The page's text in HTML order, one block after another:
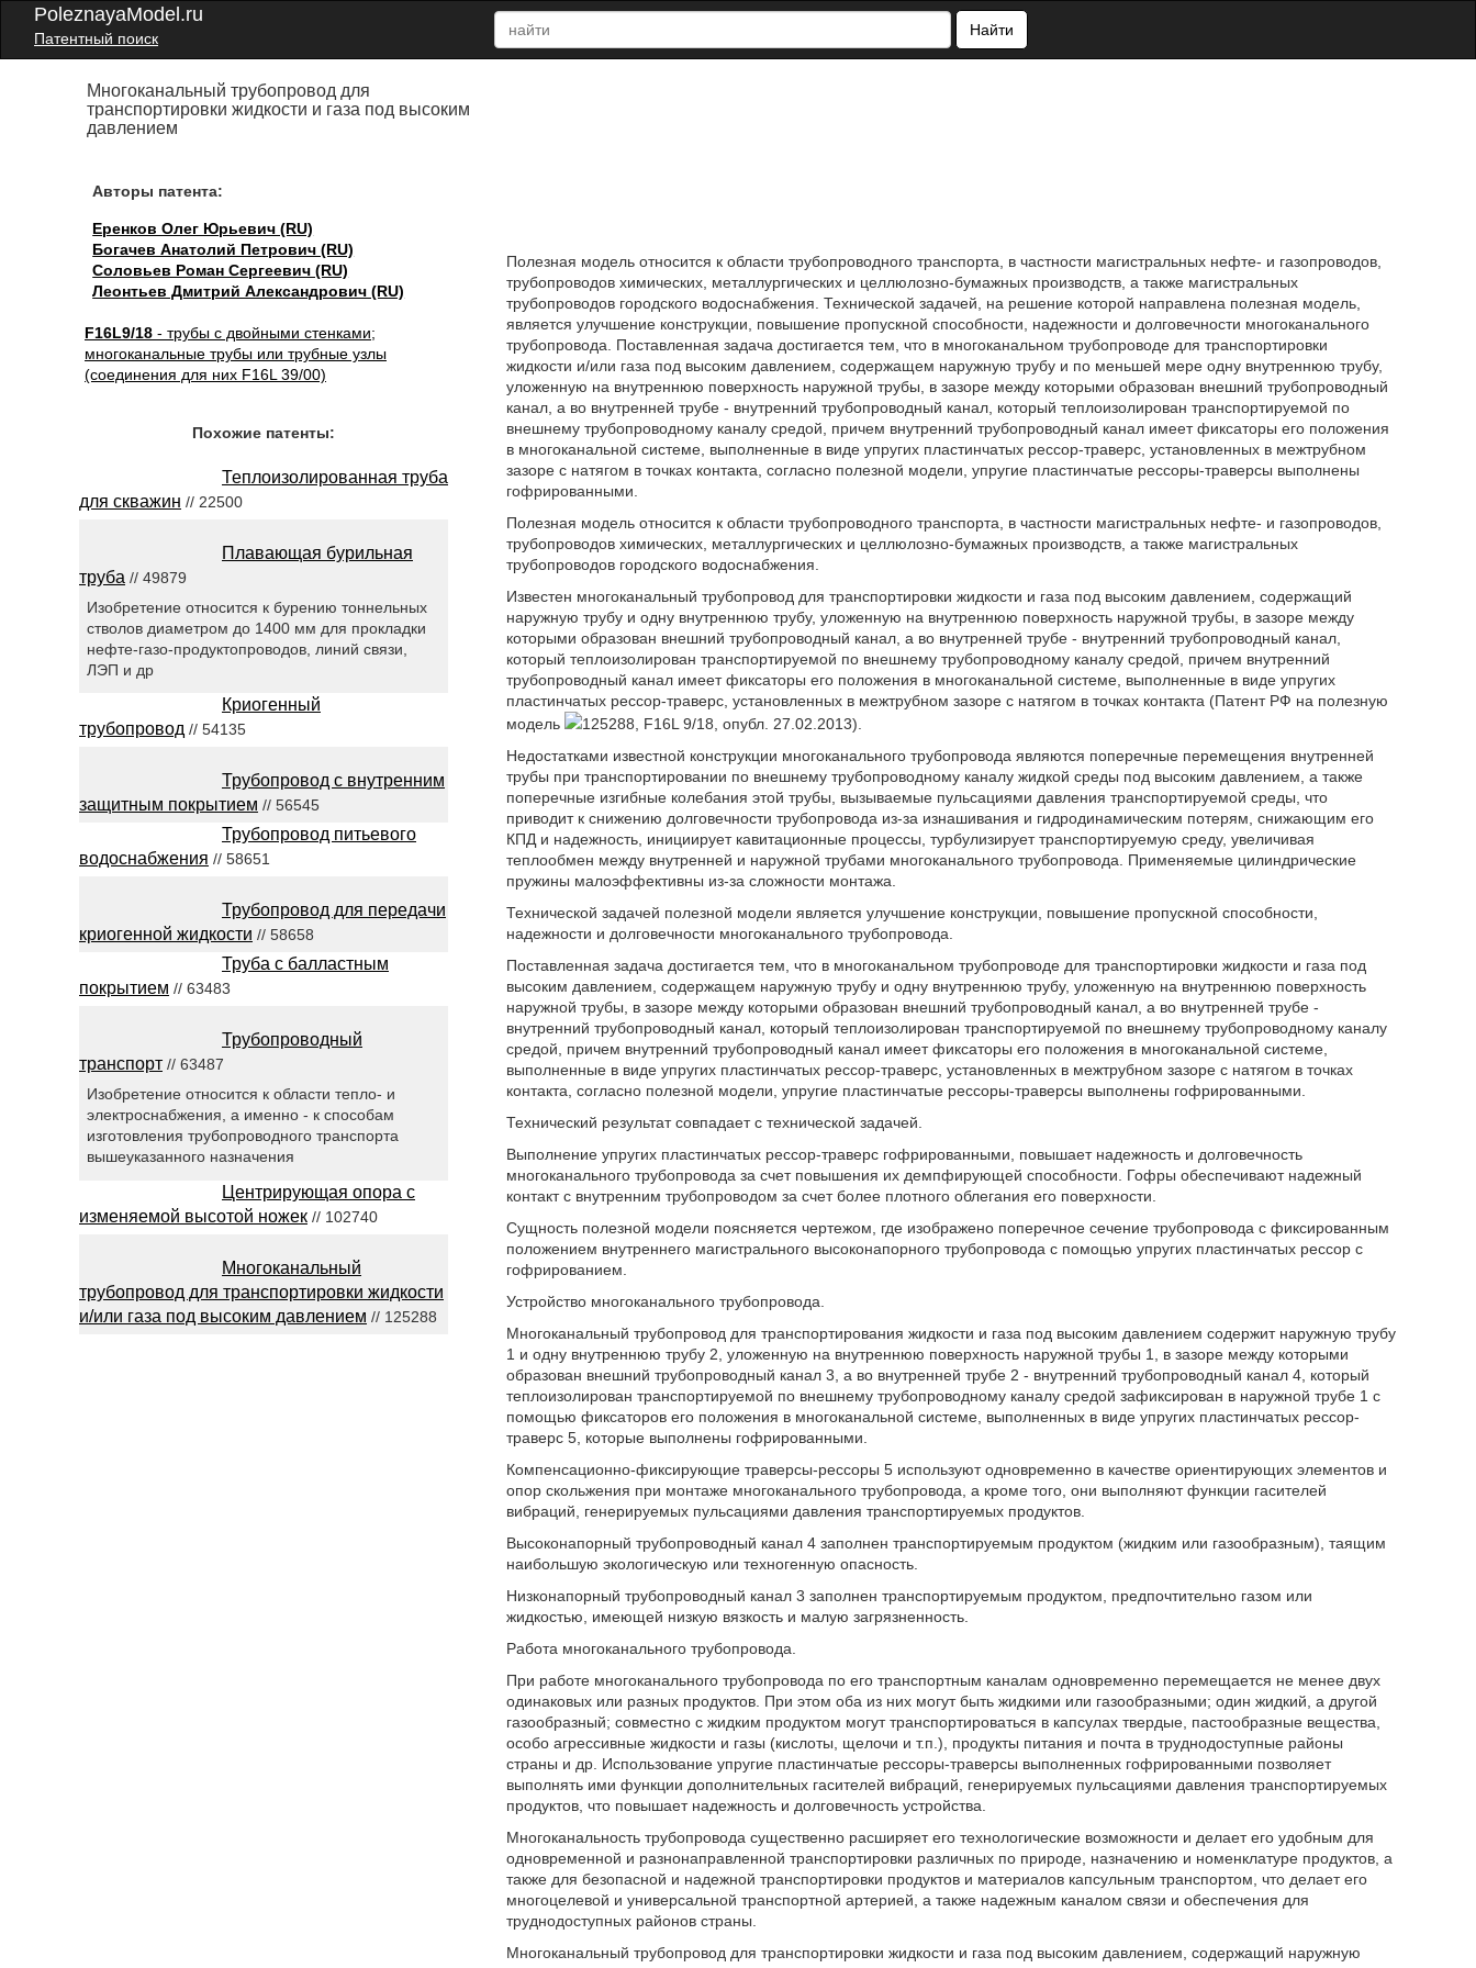
PoleznayaModel.ru
Патентный поиск
Найти
Многоканальный трубопровод для
транспортировки жидкости и газа под высоким
давлением
Авторы патента:
Еренков Олег Юрьевич (RU)
Богачев Анатолий Петрович (RU)
Соловьев Роман Сергеевич (RU)
Леонтьев Дмитрий Александрович (RU)
F16L9/18 - трубы с двойными стенками;
многоканальные трубы или трубные узлы
(соединения для них F16L 39/00)
Полезная модель относится к области трубопроводного транспорта, в частности магистральных нефте- и газопроводов,
трубопроводов химических, металлургических и целлюлозно-бумажных производств, а также магистральных
трубопроводов городского водоснабжения. Технической задачей, на решение которой направлена полезная модель,
является улучшение конструкции, повышение пропускной способности, надежности и долговечности многоканального
трубопровода. Поставленная задача достигается тем, что в многоканальном трубопроводе для транспортировки
жидкости и/или газа под высоким давлением, содержащем наружную трубу и по меньшей мере одну внутреннюю трубу,
уложенную на внутреннюю поверхность наружной трубы, в зазоре между которыми образован внешний трубопроводный
канал, а во внутренней трубе - внутренний трубопроводный канал, который теплоизолирован транспортируемой по
внешнему трубопроводному каналу средой, причем внутренний трубопроводный канал имеет фиксаторы его положения
в многоканальной системе, выполненные в виде упругих пластинчатых рессор-траверс, установленных в межтрубном
зазоре с натягом в точках контакта, согласно полезной модели, упругие пластинчатые рессоры-траверсы выполнены
гофрированными.
Полезная модель относится к области трубопроводного транспорта, в частности магистральных нефте- и газопроводов,
трубопроводов химических, металлургических и целлюлозно-бумажных производств, а также магистральных
трубопроводов городского водоснабжения.
Известен многоканальный трубопровод для транспортировки жидкости и газа под высоким давлением, содержащий
наружную трубу и одну внутреннюю трубу, уложенную на внутреннюю поверхность наружной трубы, в зазоре между
которыми образован внешний трубопроводный канал, а во внутренней трубе - внутренний трубопроводный канал,
который теплоизолирован транспортируемой по внешнему трубопроводному каналу средой, причем внутренний
трубопроводный канал имеет фиксаторы его положения в многоканальной системе, выполненные в виде упругих
пластинчатых рессор-траверс, установленных в межтрубном зазоре с натягом в точках контакта (Патент РФ на полезную
модель
125288, F16L 9/18, опубл. 27.02.2013).
Недостатками известной конструкции многоканального трубопровода являются поперечные перемещения внутренней
трубы при транспортировании по внешнему трубопроводному каналу жидкой среды под высоким давлением, а также
поперечные изгибные колебания этой трубы, вызываемые пульсациями давления транспортируемой среды, что
приводит к снижению долговечности трубопровода из-за изнашивания и гидродинамическим потерям, снижающим его
КПД и надежность, инициирует кавитационные процессы, турбулизирует транспортируемую среду, увеличивая
теплообмен между внутренней и наружной трубами многоканального трубопровода. Применяемые цилиндрические
пружины малоэффективны из-за сложности монтажа.
Технической задачей полезной модели является улучшение конструкции, повышение пропускной способности,
надежности и долговечности многоканального трубопровода.
Поставленная задача достигается тем, что в многоканальном трубопроводе для транспортировки жидкости и газа под
высоким давлением, содержащем наружную трубу и одну внутреннюю трубу, уложенную на внутреннюю поверхность
наружной трубы, в зазоре между которыми образован внешний трубопроводный канал, а во внутренней трубе -
внутренний трубопроводный канал, который теплоизолирован транспортируемой по внешнему трубопроводному каналу
средой, причем внутренний трубопроводный канал имеет фиксаторы его положения в многоканальной системе,
выполненные в виде упругих пластинчатых рессор-траверс, установленных в межтрубном зазоре с натягом в точках
контакта, согласно полезной модели, упругие пластинчатые рессоры-траверсы выполнены гофрированными.
Технический результат совпадает с технической задачей.
Выполнение упругих пластинчатых рессор-траверс гофрированными, повышает надежность и долговечность
многоканального трубопровода за счет повышения их демпфирующей способности. Гофры обеспечивают надежный
контакт с внутренним трубопроводом за счет более плотного облегания его поверхности.
Сущность полезной модели поясняется чертежом, где изображено поперечное сечение трубопровода с фиксированным
положением внутреннего магистрального высоконапорного трубопровода с помощью упругих пластинчатых рессор с
гофрированием.
Устройство многоканального трубопровода.
Многоканальный трубопровод для транспортирования жидкости и газа под высоким давлением содержит наружную трубу
1 и одну внутреннюю трубу 2, уложенную на внутреннюю поверхность наружной трубы 1, в зазоре между которыми
образован внешний трубопроводный канал 3, а во внутренней трубе 2 - внутренний трубопроводный канал 4, который
теплоизолирован транспортируемой по внешнему трубопроводному каналу средой зафиксирован в наружной трубе 1 с
помощью фиксаторов его положения в многоканальной системе, выполненных в виде упругих пластинчатых рессор-
траверс 5, которые выполнены гофрированными.
Компенсационно-фиксирующие траверсы-рессоры 5 используют одновременно в качестве ориентирующих элементов и
опор скольжения при монтаже многоканального трубопровода, а кроме того, они выполняют функции гасителей
вибраций, генерируемых пульсациями давления транспортируемых продуктов.
Высоконапорный трубопроводный канал 4 заполнен транспортируемым продуктом (жидким или газообразным), таящим
наибольшую экологическую или техногенную опасность.
Низконапорный трубопроводный канал 3 заполнен транспортируемым продуктом, предпочтительно газом или
жидкостью, имеющей низкую вязкость и малую загрязненность.
Работа многоканального трубопровода.
При работе многоканального трубопровода по его транспортным каналам одновременно перемещается не менее двух
одинаковых или разных продуктов. При этом оба из них могут быть жидкими или газообразными; один жидкий, а другой
газообразный; совместно с жидким продуктом могут транспортироваться в капсулах твердые, пастообразные вещества,
особо агрессивные жидкости и газы (кислоты, щелочи и т.п.), продукты питания и почта в труднодоступные районы
страны и др. Использование упругие пластинчатые рессоры-траверсы выполненных гофрированными позволяет
выполнять ими функции дополнительных гасителей вибраций, генерируемых пульсациями давления транспортируемых
продуктов, что повышает надежность и долговечность устройства.
Многоканальность трубопровода существенно расширяет его технологические возможности и делает его удобным для
одновременной и разнонаправленной транспортировки различных по природе, назначению и номенклатуре продуктов, а
также для безопасной и надежной транспортировки продуктов и материалов капсульным транспортом, что делает его
многоцелевой и универсальной транспортной артерией, а также надежным каналом связи и обеспечения для
труднодоступных районов страны.
Многоканальный трубопровод для транспортировки жидкости и газа под высоким давлением, содержащий наружную
Похожие патенты:
Теплоизолированная труба
для скважин // 22500
Плавающая бурильная
труба // 49879
Изобретение относится к бурению тоннельных
стволов диаметром до 1400 мм для прокладки
нефте-газо-продуктопроводов, линий связи,
ЛЭП и др
Криогенный
трубопровод // 54135
Трубопровод с внутренним
защитным покрытием // 56545
Трубопровод питьевого
водоснабжения // 58651
Трубопровод для передачи
криогенной жидкости // 58658
Труба с балластным
покрытием // 63483
Трубопроводный
транспорт // 63487
Изобретение относится к области тепло- и
электроснабжения, а именно - к способам
изготовления трубопроводного транспорта
вышеуказанного назначения
Центрирующая опора с
изменяемой высотой ножек // 102740
Многоканальный
трубопровод для транспортировки жидкости
и/или газа под высоким давлением // 125288